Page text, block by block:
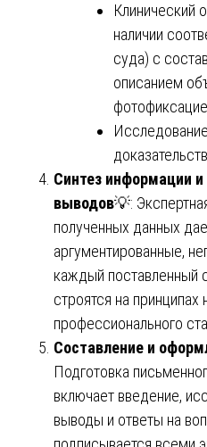
Клинический
наличии
суда) с
описанием
доказательств.
Синтез информации
выводов💡:
полученных данных
аргументированные,
каждый
строятся на принципах
профессионального
Составление и
Подготовка
включает введение,
выводы и ответы на